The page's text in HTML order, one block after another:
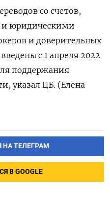
со счетов,
юридическими
и доверительных
с 1 апреля 2022
поддержания
указал ЦБ. (Елена
НА ТЕЛЕГРАМ
В GOOGLE